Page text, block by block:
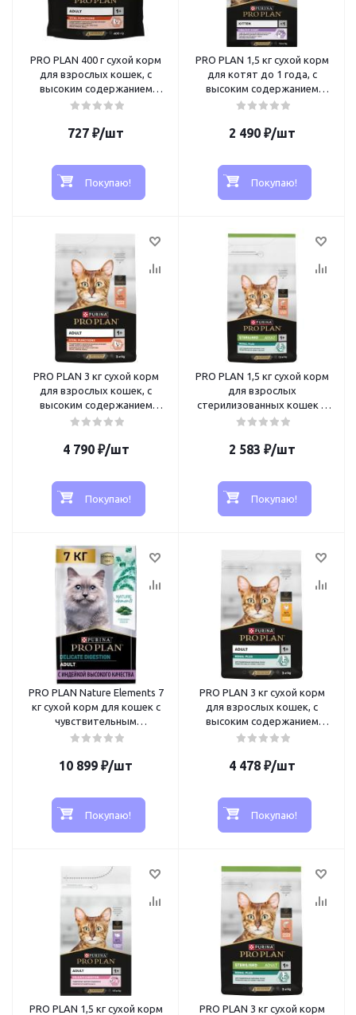
PRO PLAN 400 г сухой корм
для взрослых кошек, с
высоким содержанием
лосося
727 ₽/шт
Покупаю!
PRO PLAN 1,5 кг сухой корм
для котят до 1 года, с
высоким содержанием
курицы
2 490₽/шт
Покупаю!
PRO PLAN 3 кг сухой корм
для взрослых кошек, с
высоким содержанием
лосося
4 790₽/шт
Покупаю!
PRO PLAN 1,5 кг сухой корм
для взрослых
стерилизованных кошек и
кастрированных котов, с
лосося
2 583 ₽/шт
Покупаю!
PRO PLAN Nature Elements 7
кг сухой корм для кошек с
чувствительным
пищеварением или особыми
высоким содержанием
10 899 ₽/шт
Покупаю!
PRO PLAN 3 кг сухой корм
для взрослых кошек, с
высоким содержанием
курицы
4 478₽/шт
Покупаю!
PRO PLAN 1,5 кг сухой корм
PRO PLAN 3 кг сухой корм